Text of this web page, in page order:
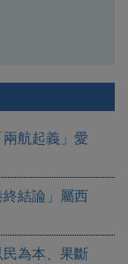
兩航起義」愛
終結論」屬西
民為本、果斷